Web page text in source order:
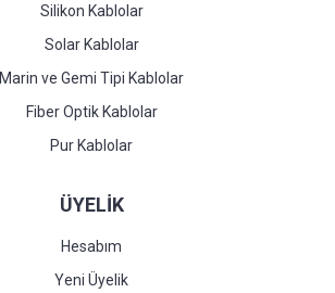
Silikon Kablolar
Solar Kablolar
Marin ve Gemi Tipi Kablolar
Fiber Optik Kablolar
Pur Kablolar
ÜYELİK
Hesabım
Yeni Üyelik